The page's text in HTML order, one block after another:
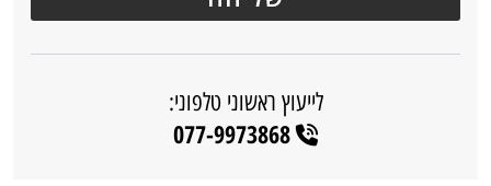
לייעוץ ראשוני טלפוני:
077-9973868